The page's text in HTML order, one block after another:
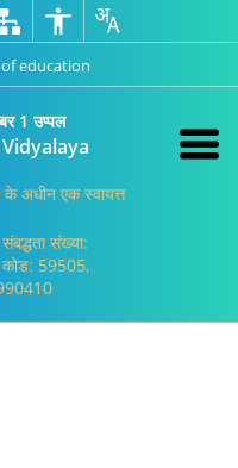
education
1 उप्पल
के अधीन एक स्वायत्त
संख्या:
59505,